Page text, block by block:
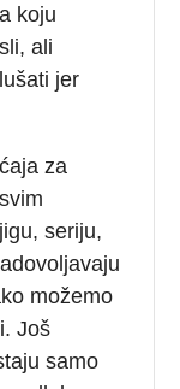
koju
ali
jer
za
seriju,
možemo
Još
samo